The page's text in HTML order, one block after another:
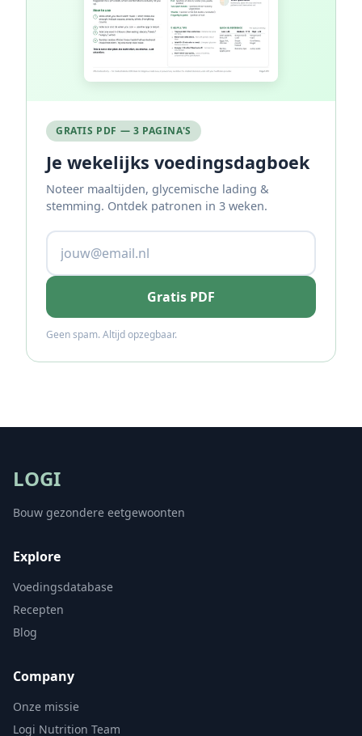
GRATIS PDF — 3 PAGINA'S
Je wekelijks voedingsdagboek
Noteer maaltijden, glycemische lading &
stemming. Ontdek patronen in 3 weken.
Gratis PDF
Geen spam. Altijd opzegbaar.
LOGI
Bouw gezondere eetgewoonten
Explore
Voedingsdatabase
Recepten
Blog
Company
Onze missie
Logi Nutrition Team